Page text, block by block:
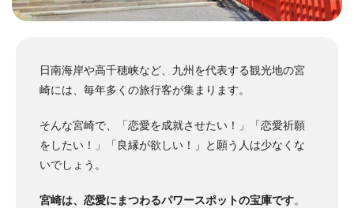
日南海岸や高千穂峡など、九州を代表する観光地の宮
崎には、毎年多くの旅行客が集まります。
そんな宮崎で、「恋愛を成就させたい！」「恋愛祈願
をしたい！」「良縁が欲しい！」と願う人は少なくな
いでしょう。
宮崎は、恋愛にまつわるパワースポットの宝庫です。